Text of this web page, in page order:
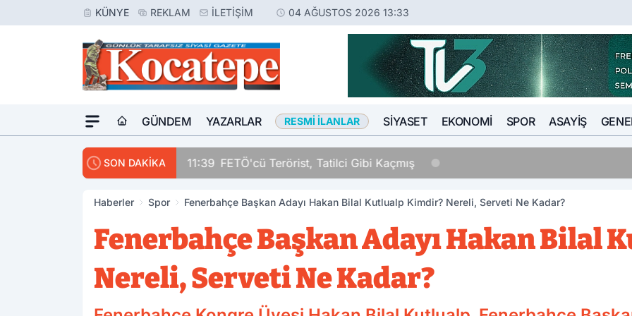
KÜNYE REKLAM İLETIŞIM 04 AĞUSTOS 2026 13:33
GÜNDEM YAZARLAR RESMI İLANLAR SIYASET EKONOMI SPOR ASAYIŞ
SON DAKİKA 11:39 FETÖ'cü Terörist, Tatilci Gibi Kaçmış
Haberler Spor Fenerbahçe Başkan Adayı Hakan Bilal Kutlualp Kimdir? Nereli, Serveti Ne Kadar?
Fenerbahçe Başkan Adayı Hakan Bilal
Nereli, Serveti Ne Kadar?